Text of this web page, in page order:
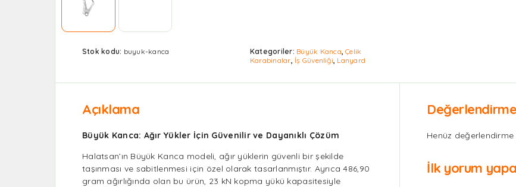
Stok kodu: buyuk-kanca Kategoriler: Büyük Kanca ,Çelik
Karabinalar İş Güvenliği Lanyard
Açıklama
Büyük Kanca: Ağır Yükler İçin Güvenilir ve Dayanıklı Çözüm
Halatsan’ın Büyük Kanca modeli, ağır yüklerin güvenli bir şekilde
taşınması ve sabitlenmesi için özel olarak tasarlanmıştır. Ayrıca 486,90
gram ağırlığında olan bu ürün, 23 kN kopma yükü kapasitesiyle
Henüz değerlendirme
İlk yorum